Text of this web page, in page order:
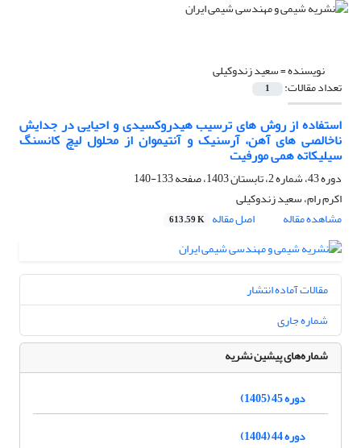
نویسنده =سعید زندوکیلی
تعداد مقالات: 1
استفاده از روش های ترسیب هیدروکسیدی و احیایی در جدایش
ناخالصی های آهن، آرسنیک و آنتیموان از محلول لیچ کانسنگ
سیلیکاته همی مورفیت
دوره 43، شماره 2، تابستان 1403، صفحه
133-140
اکرم رام، سعید زندوکیلی
مشاهده مقاله
اصل مقاله 613.59 K
مقالات آماده انتشار
شماره جاری
شماره‌های پیشین نشریه
دوره 45 (1405)
دوره 44 (1404)